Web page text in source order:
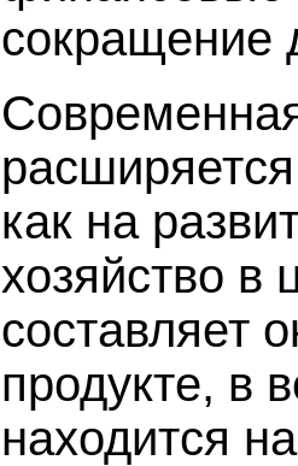
сокращение
как на
хозяйство
составляет
продукте, в
находится